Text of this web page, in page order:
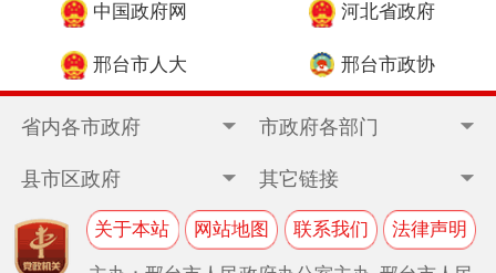
中国政府网 河北省政府
邢台市人大 邢台市政协
省内各市政府 市政府各部门
县市区政府 其它链接
关于本站 网站地图 联系我们 法律声明